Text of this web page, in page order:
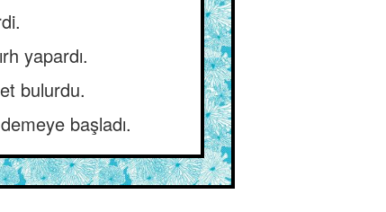
yapardı.
bulurdu.
başladı.